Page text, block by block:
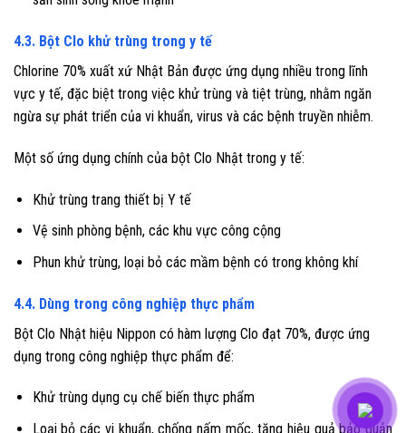
4.3. Bột Clo khử trùng trong y tế
Chlorine 70% xuất xứ Nhật Bản được ứng dụng nhiều trong lĩnh
vực y tế, đặc biệt trong việc khử trùng và tiệt trùng, nhằm ngăn
ngừa sự phát triển của vi khuẩn, virus và các bệnh truyền nhiễm.
Một số ứng dụng chính của bột Clo Nhật trong y tế:
Khử trùng trang thiết bị Y tế
Vệ sinh phòng bệnh, các khu vực công cộng
Phun khử trùng, loại bỏ các mầm bệnh có trong không khí
4.4. Dùng trong công nghiệp thực phẩm
Bột Clo Nhật hiệu Nippon có hàm lượng Clo đạt 70%, được ứng
dụng trong công nghiệp thực phẩm để:
Khử trùng dụng cụ chế biến thực phẩm
Loại bỏ các vi khuẩn, chống nấm mốc, tăng hiệu quả bảo quản